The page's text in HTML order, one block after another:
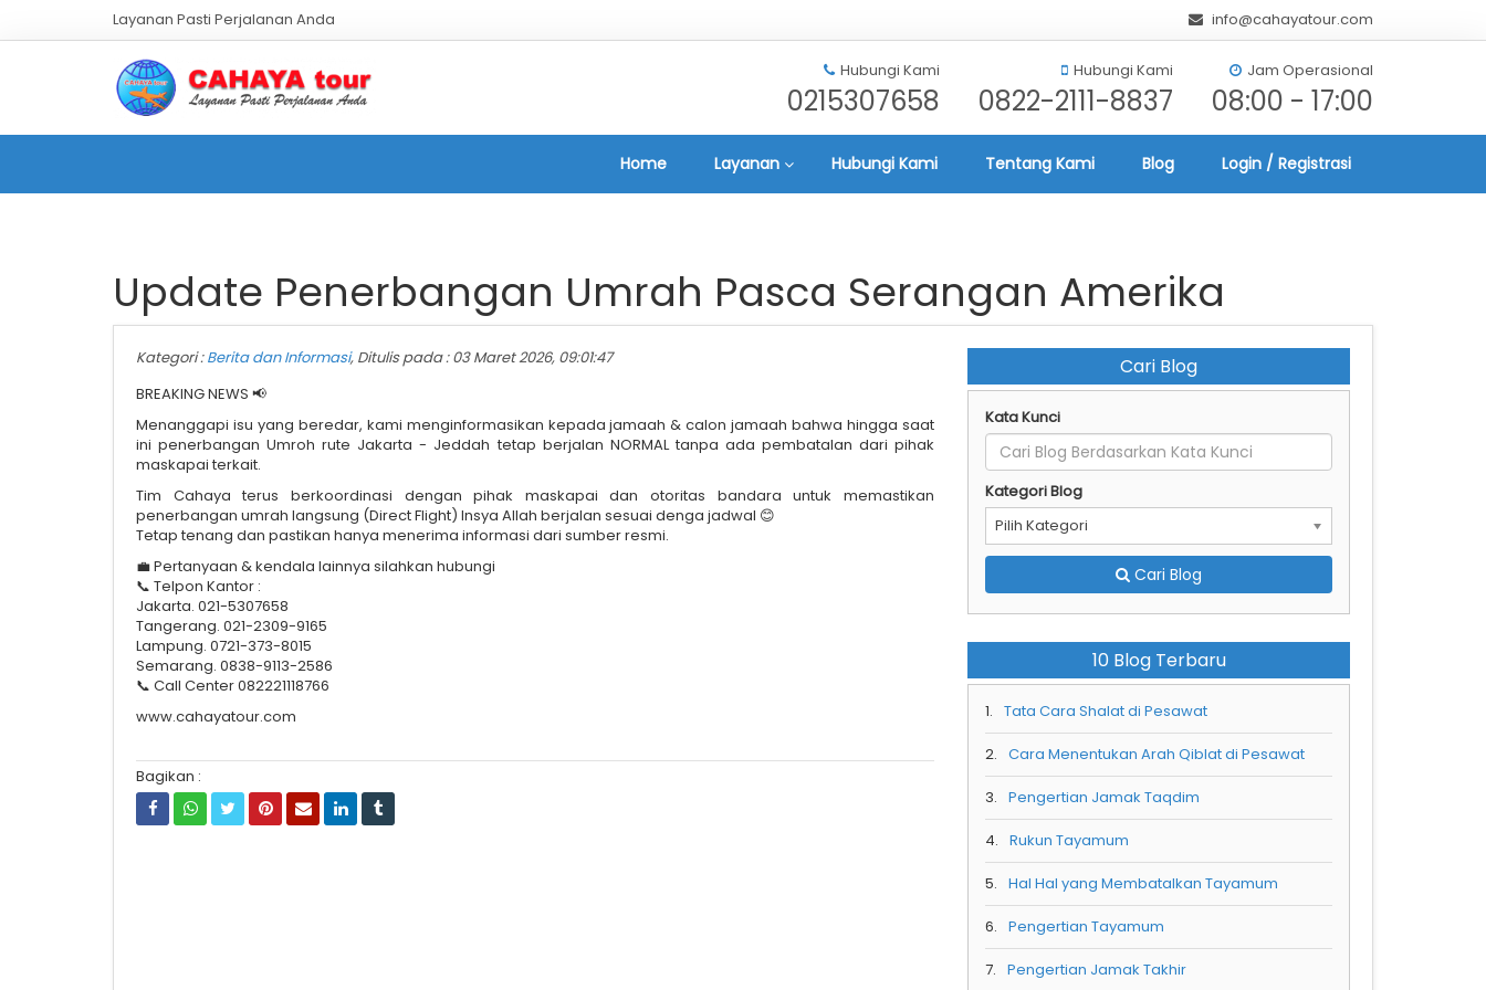
Layanan Pasti Perjalanan Anda info@cahayatour.com
Hubungi Kami
0215307658
Hubungi Kami
0822-2111-8837
Jam Operasional
08:00 - 17:00
Home Layanan Hubungi Kami Tentang Kami Blog Login / Registrasi
Update Penerbangan Umrah Pasca Serangan Amerika
Kategori :Berita dan Informasi, Ditulis pada : 03 Maret 2026, 09:01:47
BREAKING NEWS 📢
Menanggapi isu yang beredar, kami menginformasikan kepada jamaah & calon jamaah bahwa hingga saat
ini penerbangan Umroh rute Jakarta - Jeddah tetap berjalan NORMAL tanpa ada pembatalan dari pihak
maskapai terkait.
Tim Cahaya terus berkoordinasi dengan pihak maskapai dan otoritas bandara untuk memastikan
penerbangan umrah langsung (Direct Flight) Insya Allah berjalan sesuai denga jadwal 😊
Tetap tenang dan pastikan hanya menerima informasi dari sumber resmi.
💼 Pertanyaan & kendala lainnya silahkan hubungi
📞 Telpon Kantor :
Jakarta. 021-5307658
Tangerang. 021-2309-9165
Lampung. 0721-373-8015
Semarang. 0838-9113-2586
📞 Call Center 082221118766
www.cahayatour.com
Bagikan :
Cari Blog
Kata Kunci
Kategori Blog
Pilih Kategori
Cari Blog
10 Blog Terbaru
1. Tata Cara Shalat di Pesawat
2. Cara Menentukan Arah Qiblat di Pesawat
3. Pengertian Jamak Taqdim
4. Rukun Tayamum
5. Hal Hal yang Membatalkan Tayamum
6. Pengertian Tayamum
7. Pengertian Jamak Takhir